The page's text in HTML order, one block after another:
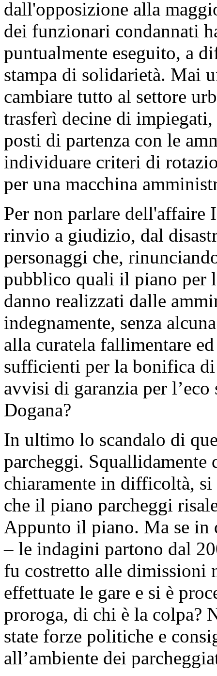
dall'opposizione alla
dei funzionari condannati
puntualmente eseguito, a
stampa di solidarietà. Mai
cambiare tutto al settore
trasferì decine di
posti di partenza con le
individuare criteri di
per una macchina
Per non parlare dell'affaire
rinvio a giudizio, dal
personaggi che,
pubblico quali il piano per
danno realizzati dalle
indegnamente, senza
alla curatela fallimentare
sufficienti per la bonifica
avvisi di garanzia per
Dogana?
In ultimo lo scandalo di
parcheggi.
chiaramente in difficoltà,
che il piano parcheggi
Appunto il piano. Ma se in
– le indagini partono dal
fu costretto alle dimissioni
effettuate le gare e si è
proroga, di chi è la colpa?
state forze politiche e
all’ambiente dei